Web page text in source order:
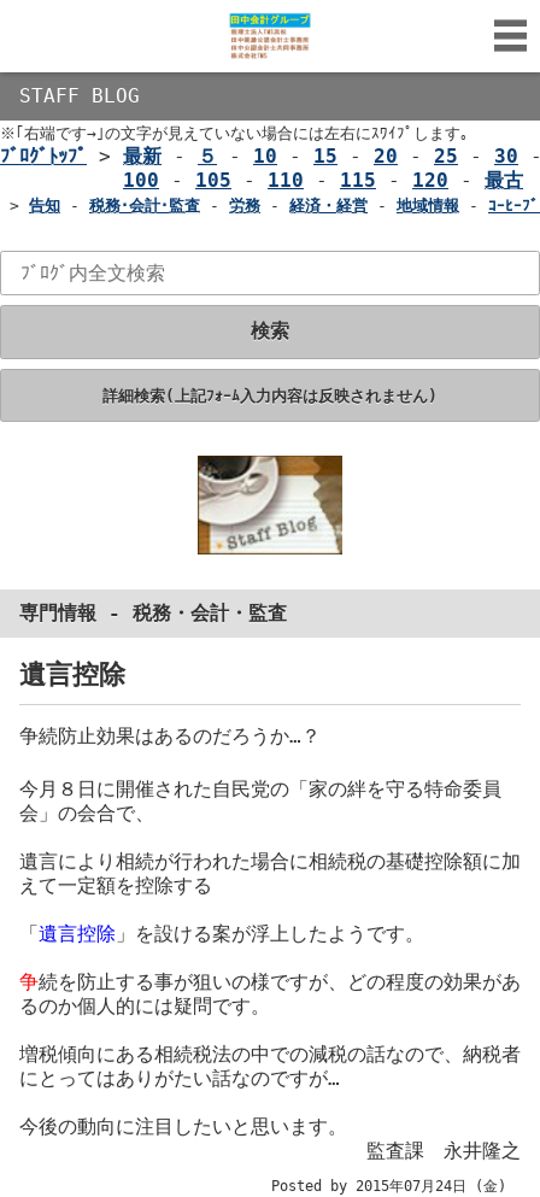
STAFF BLOG
※｢右端です→｣の文字が見えていない場合には左右にｽﾜｲﾌﾟします｡
ﾌﾞﾛｸﾞﾄｯﾌﾟ > 最新 - ５ - 10 - 15 - 20 - 25 - 30
100 - 105 - 110 - 115 - 120 - 最古
> 告知 - 税務･会計･監査 - 労務 - 経済・経営 - 地域情報 - ｺｰﾋｰﾌ
検索
詳細検索(上記ﾌｫｰﾑ入力内容は反映されません)
専門情報 - 税務 ・ 会計・ 監査
遺言控除
争続防止効果はあるのだろうか…？
今月８日に開催された自民党の「家の絆を守る特命委員
会」の会合で、
遺言により相続が行われた場合に相続税の基礎控除額に加
えて一定額を控除する
「 遺言控除 」を設ける案が浮上したようです。
争続を防止する事が狙いの様ですが、どの程度の効果があ
るのか個人的には疑問です。
増税傾向にある相続税法の中での減税の話なので、納税者
にとってはありがたい話なのですが…
今後の動向に注目したいと思います。
監査課 永井隆之
Posted by 2015年07月24日 (金)